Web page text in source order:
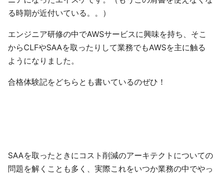
る時期が近付いている。。）
エンジニア研修の中でAWSサービスに興味を持ち、そこ
からCLFやSAAを取ったりして業務でもAWSを主に触る
ようになりました。
合格体験記をどちらとも書いているのぜひ！
SAAを取ったときにコスト削減のアーキテクトについての
問題を解くことも多く、実際これをいつか業務の中でやっ